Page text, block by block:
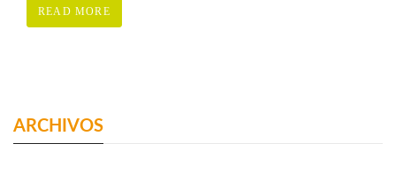
READ MORE
ARCHIVOS